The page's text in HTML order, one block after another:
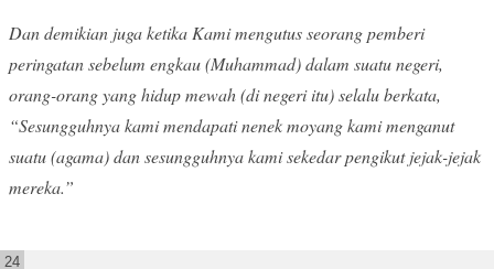
Dan demikian juga ketika Kami mengutus seorang pemberi
peringatan sebelum engkau (Muhammad) dalam suatu negeri,
orang-orang yang hidup mewah (di negeri itu) selalu berkata,
“Sesungguhnya kami mendapati nenek moyang kami menganut
suatu (agama) dan sesungguhnya kami sekedar pengikut jejak-jejak
mereka.”
24